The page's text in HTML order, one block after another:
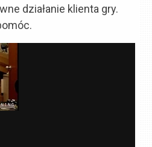
działanie klienta gry.